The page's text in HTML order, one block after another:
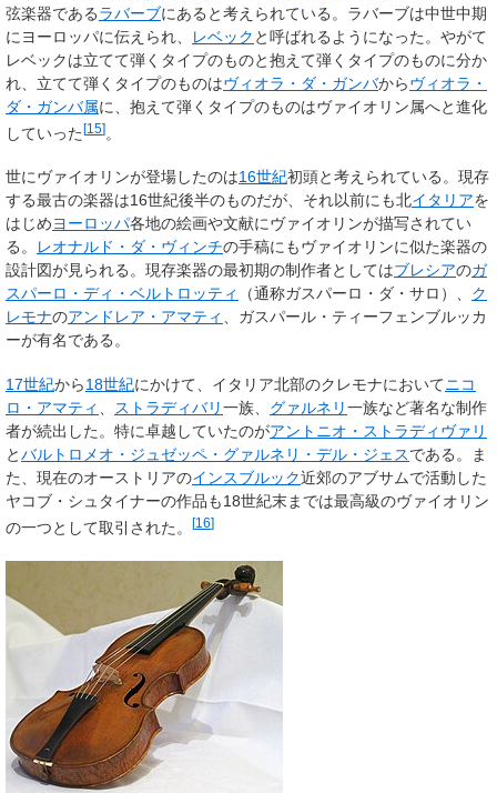
弦楽器であるラバーブにあると考えられている。ラバーブは中世中期
にヨーロッパに伝えられ、
レベック と呼ばれるようになった。やがて
レベックは立てて弾くタイプのものと抱えて弾くタイプのものに分か
れ、立てて弾くタイプのものはヴィオラ・ダ・ガンバからヴィオラ・
ダ・ガンバ属に、抱えて弾くタイプのものはヴァイオリン属へと進化
していった[15]。
世にヴァイオリンが登場したのは16世紀初頭と考えられている。現存
する最古の楽器は16世紀後半のものだが、それ以前にも北イタリアを
はじめヨーロッパ各地の絵画や文献にヴァイオリンが描写されてい
る。
レオナルド・ダ・ヴィンチの手稿にもヴァイオリンに似た楽器の
設計図が見られる。現存楽器の最初期の制作者としてはブレシアのガ
スパーロ・ディ・ベルトロッティ
（通称ガスパーロ・ダ・サロ）、 ク
レモナのアンドレア・アマティ 、ガスパール・ティーフェンブルッカ
ーが有名である。
17世紀から18世紀にかけて、イタリア北部のクレモナにおいてニコ
ロ・アマティ
ストラディバリ一族、 グァルネリ一族など著名な制作
者が続出した。特に卓越していたのがアントニオ・ストラディヴァリ
とバルトロメオ・ジュゼッペ・グァルネリ・デル・ジェスである。ま
た、現在のオーストリアのインスブルック近郊のアブサムで活動した
ヤコブ・シュタイナーの作品も18世紀末までは最高級のヴァイオリン
の一つとして取引された。
[16]